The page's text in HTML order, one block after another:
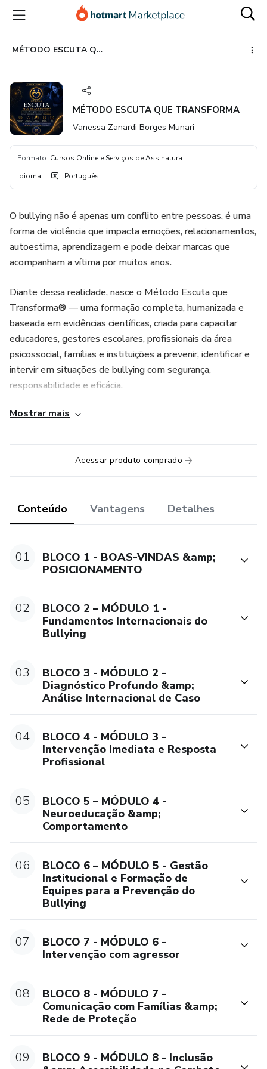
para
conteúdo
principal
para
pagamento
para
rodapé
MÉTODO ESCUTA QUE TRANSFORMA
MÉTODO ESCUTA QUE TRANSFORMA
Vanessa Zanardi Borges Munari
Formato: Cursos Online e Serviços de Assinatura
Idioma: Português
O bullying não é apenas um conflito entre pessoas, é uma
forma de violência que impacta emoções, relacionamentos,
autoestima, aprendizagem e pode deixar marcas que
acompanham a vítima por muitos anos.
Diante dessa realidade, nasce o Método Escuta que
Transforma® — uma formação completa, humanizada e
baseada em evidências científicas, criada para capacitar
educadores, gestores escolares, profissionais da área
psicossocial, famílias e instituições a prevenir, identificar e
intervir em situações de bullying com segurança,
responsabilidade e eficácia.
Mais do que um curso, o Método Escuta que Transforma®
emocional, educacional e social, desenvolvida a partir de
referências internacionais em neurociência, educação
socioemocional, práticas restaurativas, leitura
Ao longo da formação, você aprenderá a:
• Identificar sinais silenciosos e indicadores precoces de
sofrimento emocional;
psicológicos envolvidos no bullying;
• Desenvolver escuta ativa, empatia e comunicação
• Realizar intervenções éticas, seguras e fundamentadas;
• Atuar com vítimas, agressores e testemunhas de forma
estratégica e humanizada;
• Aplicar ferramentas internacionais de avaliação e
acompanhamento;
• Construir ambientes emocionalmente seguros, inclusivos
e protetivos;
O método oferece uma abordagem prática e aplicável,
permitindo que o conhecimento adquirido seja
Mostrar mais
Acessar produto comprado
Conteúdo Vantagens Detalhes
01
BLOCO 1 - BOAS-VINDAS &amp;
POSICIONAMENTO
02
BLOCO 2 – MÓDULO 1 -
Fundamentos Internacionais do
Bullying
03
BLOCO 3 - MÓDULO 2 -
Diagnóstico Profundo &amp;
Análise Internacional de Caso
04
BLOCO 4 - MÓDULO 3 -
Intervenção Imediata e Resposta
Profissional
05
BLOCO 5 – MÓDULO 4 -
Neuroeducação &amp;
Comportamento
06
BLOCO 6 – MÓDULO 5 - Gestão
Institucional e Formação de
Equipes para a Prevenção do
Bullying
07
BLOCO 7 - MÓDULO 6 -
Intervenção com agressor
08
BLOCO 8 - MÓDULO 7 -
Comunicação com Famílias &amp;
Rede de Proteção
09
BLOCO 9 - MÓDULO 8 - Inclusão